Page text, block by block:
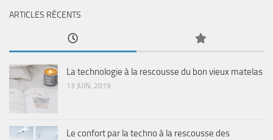
ARTICLES RÉCENTS
La technologie à la rescousse du bon vieux matelas
13 JUIN, 2019
Le confort par la techno à la rescousse des